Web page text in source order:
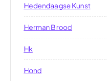
Hedendaagse Kunst
Herman Brood
Hk
Hond